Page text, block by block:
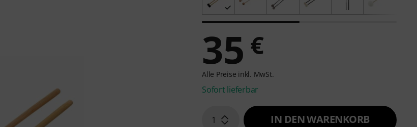
35 €
Alle Preise inkl. MwSt.
Sofort lieferbar
1 IN DEN WARENKORB